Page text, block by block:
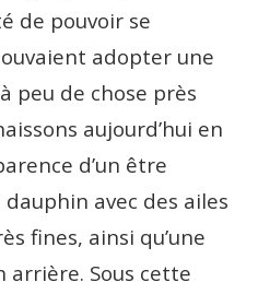
de pouvoir se
adopter une
peu de chose près
aujourd’hui en
d’un être
avec des ailes
fines, ainsi qu’une
arrière. Sous cette